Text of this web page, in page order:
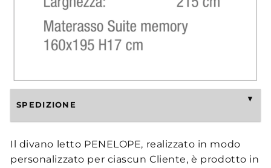
SPEDIZIONE
Il divano letto PENELOPE, realizzato in modo
personalizzato per ciascun Cliente, è prodotto in